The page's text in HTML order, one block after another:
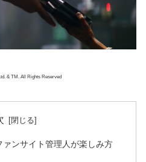
& TM. All Rights Reserved
ァンサイト管理人が楽しみ方